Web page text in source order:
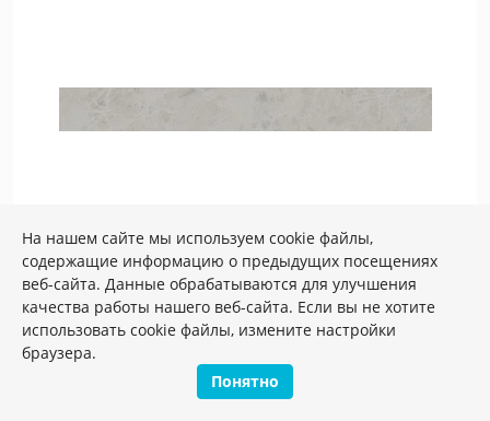
Артикул:SG850390R/8BT
Размер: 9*80 см
Вес: 1.65 кг
SG850390R/8BT Плинтус Риальто серый
светлый матовый обрезной 80x9,5x0,9
шт
На нашем сайте мы используем cookie файлы,
содержащие информацию о предыдущих посещениях
веб-сайта. Данные обрабатываются для улучшения
качества работы нашего веб-сайта. Если вы не хотите
использовать cookie файлы, измените настройки
браузера.
Понятно